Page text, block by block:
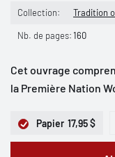
Collection: Tradition
Nb. de pages:160
Cet ouvrage
la Première Nation
Papier 17,95 $